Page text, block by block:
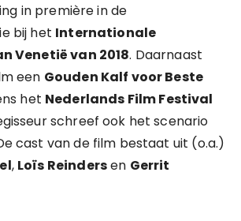
in première in de
bij het Internationale
Venetië van 2018. Daarnaast
een Gouden Kalf voor Beste
het Nederlands Film Festival
schreef ook het scenario
cast van de film bestaat uit (o.a.)
, Loïs Reindersen Gerrit